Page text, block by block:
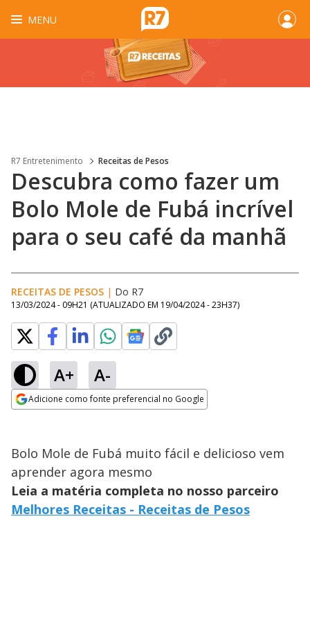
MENU
R7 Entretenimento Receitas de Pesos
Descubra como fazer um
Bolo Mole de Fubá incrível
para o seu café da manhã
RECEITAS DE PESOS | Do R7
13/03/2024 - 09H21 (ATUALIZADO EM 19/04/2024 - 23H37)
A+ A-
Adicione como fonte preferencial no Google
Bolo Mole de Fubá muito fácil e delicioso vem
aprender agora mesmo
Leia a matéria completa no nosso parceiro
Melhores Receitas - Receitas de Pesos